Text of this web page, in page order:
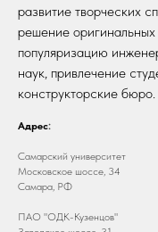
развитие творческих
решение
популяризацию
наук, привлечение
конструкторские бюро.
Адрес:
Самарский университет
Московское шоссе, 34
Самара, РФ
ПАО "ОДК-Кузенцов"